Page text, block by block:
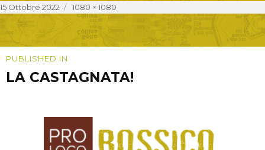
Posted
15 Ottobre 2022
Full
size
1080 × 1080
Navigazione
articoli
PUBLISHED IN
LA CASTAGNATA!